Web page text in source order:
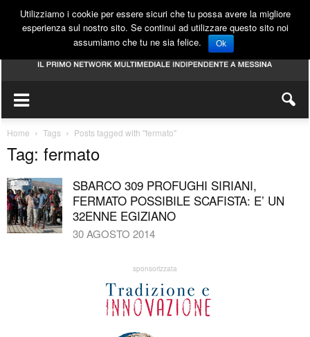
Home Tags Posts tagged with "fermato"
Tag: fermato
SBARCO 309 PROFUGHI SIRIANI,
FERMATO POSSIBILE SCAFISTA: E’ UN
32ENNE EGIZIANO
30 AGOSTO 2014
sponsorizzata
Utilizziamo i cookie per essere sicuri che tu possa avere la migliore
esperienza sul nostro sito. Se continui ad utilizzare questo sito noi
assumiamo che tu ne sia felice.
Ok